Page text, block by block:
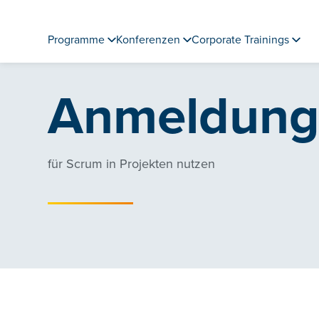
Programme Konferenzen Corporate Trainings
für Scrum in Projekten nutzen